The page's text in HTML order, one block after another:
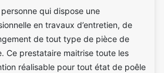
qui dispose une
en travaux d’entretien, de
de tout type de pièce de
Ce prestataire maitrise toute les
réalisable pour tout état de poêle